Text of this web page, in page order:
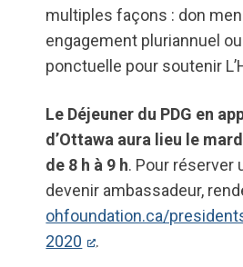
multiples façons : don
engagement pluriannuel
ponctuelle pour soutenir
Le Déjeuner du PDG en
d’Ottawa aura lieu le
de 8 h à 9 h. Pour réserver
devenir ambassadeur,
ohfoundation.ca/
2020
.